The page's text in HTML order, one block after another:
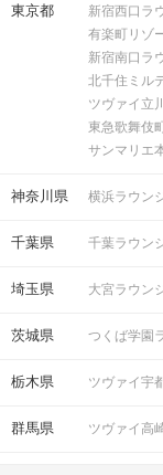
お食事
飲み物
服装
について
東京都 新宿西口ラ
有楽町リゾ
新宿南口ラ
北千住ミル
ツヴァイ立川
東急歌舞伎
サンマリエ
神奈川県 横浜ラウン
千葉県 千葉ラウン
埼玉県 大宮ラウン
茨城県 つくば学園
栃木県 ツヴァイ宇
群馬県 ツヴァイ高